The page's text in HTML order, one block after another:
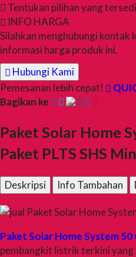
Tentukan pilihan yang
INFO HARGA
Silahkan menghubungi kontak
informasi harga produk ini.
Hubungi Kami
Pemesanan lebih cepat!
Bagikan ke
Paket Solar Home
Paket PLTS SHS
Deskripsi Info Tambahan
Paket Solar Home System 50
pembangkit listrik terkini yang